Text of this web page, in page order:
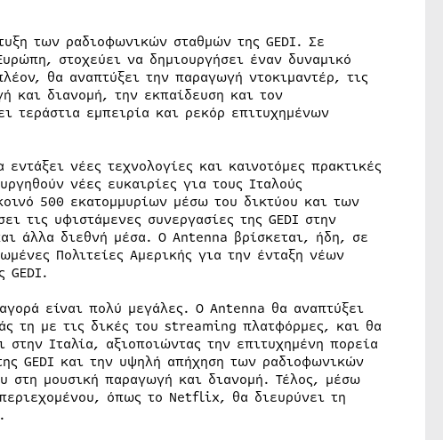
των ραδιοφωνικών σταθμών της GEDI. Σε
στοχεύει να δημιουργήσει έναν δυναμικό
θα αναπτύξει την παραγωγή ντοκιμαντέρ, τις
διανομή, την εκπαίδευση και τον
τεράστια εμπειρία και ρεκόρ επιτυχημένων
νέες τεχνολογίες και καινοτόμες πρακτικές
νέες ευκαιρίες για τους Ιταλούς
500 εκατομμυρίων μέσω του δικτύου και των
τις υφιστάμενες συνεργασίες της GEDI στην
άλλα διεθνή μέσα. Ο Antenna βρίσκεται, ήδη, σε
Πολιτείες Αμερικής για την ένταξη νέων
GEDI.
είναι πολύ μεγάλες. Ο Antenna θα αναπτύξει
τη με τις δικές του streaming πλατφόρμες, και θα
στην Ιταλία, αξιοποιώντας την επιτυχημένη πορεία
GEDI και την υψηλή απήχηση των ραδιοφωνικών
στη μουσική παραγωγή και διανομή. Τέλος, μέσω
όπως το Netflix, θα διευρύνει τη